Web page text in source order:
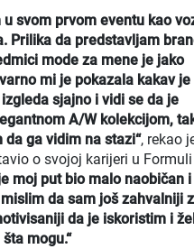
u svom prvom eventu kao
Prilika da predstavljam
mode za mene je jako
mi je pokazala kakav je
sjajno i vidi se da je
A/W kolekcijom,
da ga vidim na stazi“, rekao
o svojoj karijeri u Formuli
moj put bio malo naobičan i
da sam još zahvalniji
da je iskoristim i
mogu.“